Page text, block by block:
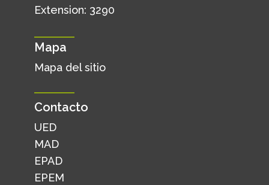
Extension: 3290
Mapa
Mapa del sitio
Contacto
UED
MAD
EPAD
EPEM